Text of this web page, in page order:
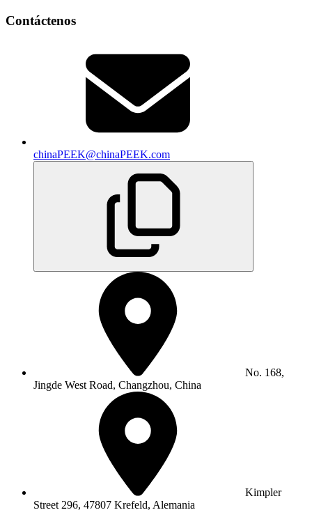
Contáctenos
chinaPEEK@chinaPEEK.com
No. 168,
Jingde West Road, Changzhou, China
Kimpler
Street 296, 47807 Krefeld, Alemania